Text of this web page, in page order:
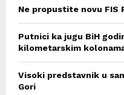
Ne propustite novu FIS
Putnici ka jugu BiH
kilometarskim
Visoki predstavnik u
Gori